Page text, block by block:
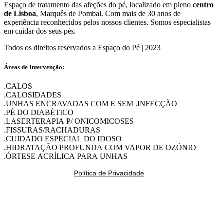
Espaço de tratamento das afeções do pé, localizado em pleno centro
de Lisboa, Marquês de Pombal. Com mais de 30 anos de
experiência reconhecidos pelos nossos clientes. Somos especialistas
em cuidar dos seus pés.
Todos os direitos reservados a Espaço do Pé | 2023
Áreas de Intervenção:
.CALOS
.CALOSIDADES
.UNHAS ENCRAVADAS COM E SEM .INFECÇÃO
.PÉ DO DIABÉTICO
.LASERTERAPIA P/ ONICOMICOSES
.FISSURAS/RACHADURAS
.CUIDADO ESPECIAL DO IDOSO
.HIDRATAÇÃO PROFUNDA COM VAPOR DE OZÓNIO
.ÓRTESE ACRÍLICA PARA UNHAS
Política de Privacidade